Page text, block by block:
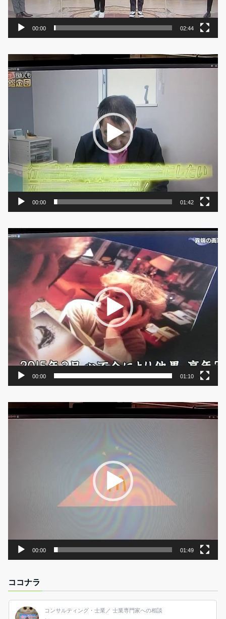
00:00 02:44
動
画
プ
ー
00:00 01:42
動
ー
00:00 01:10
動
画
00:00 01:49
ココナラ